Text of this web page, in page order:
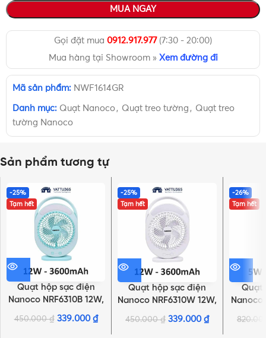
MUA NGAY
Gọi đặt mua 0912.917.977(7:30 - 20:00)
Mua hàng tại Showroom » Xem đường đi
Mã sản phẩm: NWF1614GR
Danh mục: Quạt Nanoco , Quạt treo tường , Quạt treo
tường Nanoco
Sản phẩm tương tự
-25%
Tạm hết
Quạt hộp sạc điện
Nanoco NRF6310B 12W,
Xanh, 3600mAh, có đèn
450.000₫ 339.000 ₫
-25%
Tạm hết
Quạt hộp sạc điện
Nanoco NRF6310W 12W,
Trắng, 3600mAh, có
đèn
450.000₫ 339.000₫
-26%
Tạm hết
Quạt
Nanoco
NHẤN ĐỂ XEM TIẾP (THU GỌN)